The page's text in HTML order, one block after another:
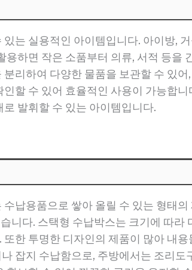
는 실용적인 아이템입니다. 아이방,
하면 작은 소품부터 의류, 서적 등을
리하여 다양한 물품을 보관할 수 있
할 수 있어 효율적인 사용이 가능합
발휘할 수 있는 아이템입니다.
납용품으로 쌓아 올릴 수 있는 형태
니다. 스택형 수납박스는 크기에 따
한 투명한 디자인의 제품이 많아 내
잡지 수납함으로, 주방에서는 조리